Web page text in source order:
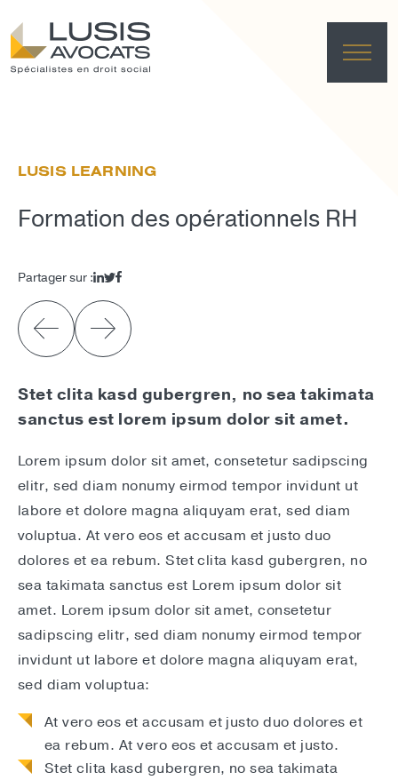
LUSIS LEARNING
Formation des opérationnels RH
Partager sur :
Stet clita kasd gubergren, no sea takimata
sanctus est lorem ipsum dolor sit amet.
Lorem ipsum dolor sit amet, consetetur sadipscing
elitr, sed diam nonumy eirmod tempor invidunt ut
labore et dolore magna aliquyam erat, sed diam
voluptua. At vero eos et accusam et justo duo
dolores et ea rebum. Stet clita kasd gubergren, no
sea takimata sanctus est Lorem ipsum dolor sit
amet. Lorem ipsum dolor sit amet, consetetur
sadipscing elitr, sed diam nonumy eirmod tempor
invidunt ut labore et dolore magna aliquyam erat,
sed diam voluptua:
At vero eos et accusam et justo duo dolores et
ea rebum. At vero eos et accusam et justo.
Stet clita kasd gubergren, no sea takimata